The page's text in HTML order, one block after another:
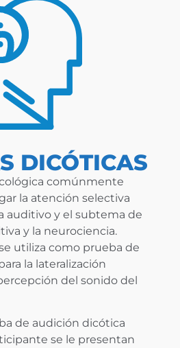
DICÓTICAS
comúnmente
la atención selectiva
auditivo y el subtema de
y la neurociencia.
utiliza como prueba de
la lateralización
del sonido del
de audición dicótica
se le presentan